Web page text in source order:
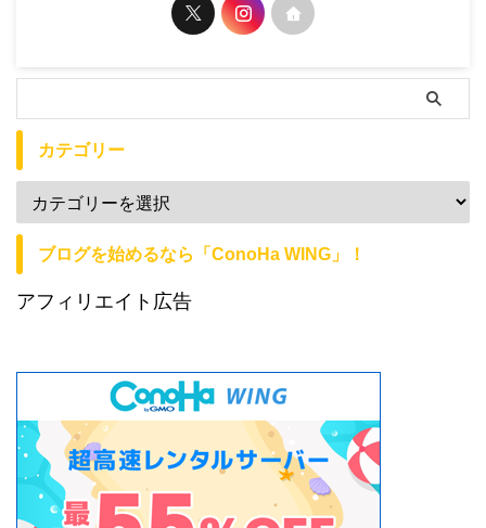
カテゴリー
ブログを始めるなら「ConoHa WING」！
アフィリエイト広告